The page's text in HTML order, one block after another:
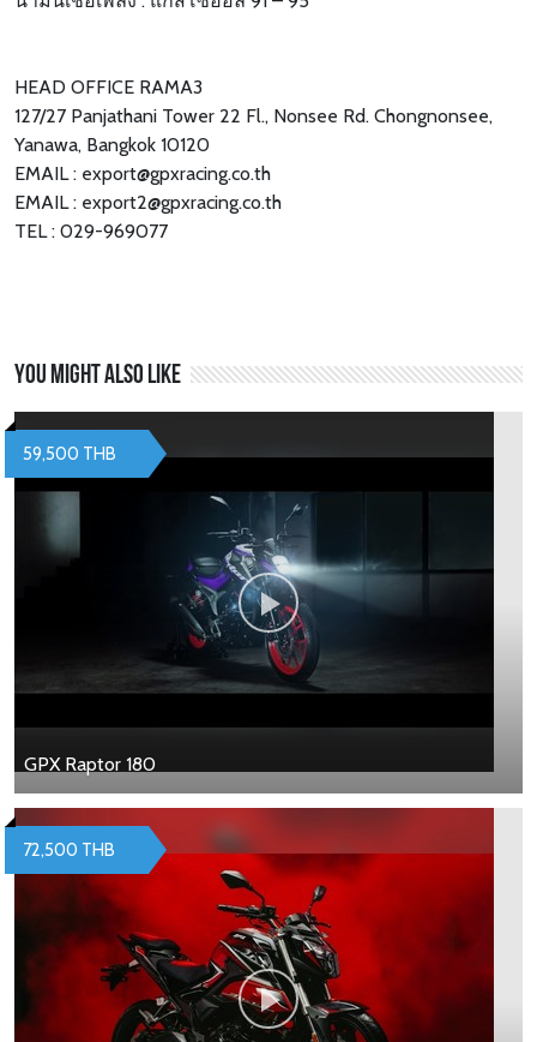
HEAD OFFICE RAMA3
127/27 Panjathani Tower 22 Fl., Nonsee Rd. Chongnonsee,
Yanawa, Bangkok 10120
EMAIL : export@gpxracing.co.th
EMAIL : export2@gpxracing.co.th
TEL : 029-969077
You might also like
GPX Raptor 180
59,500 THB
72,500 THB